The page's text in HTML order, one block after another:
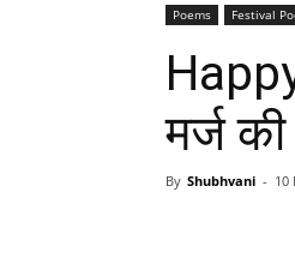
Poems Festival
मर्ज की
By Shubhvani - 10